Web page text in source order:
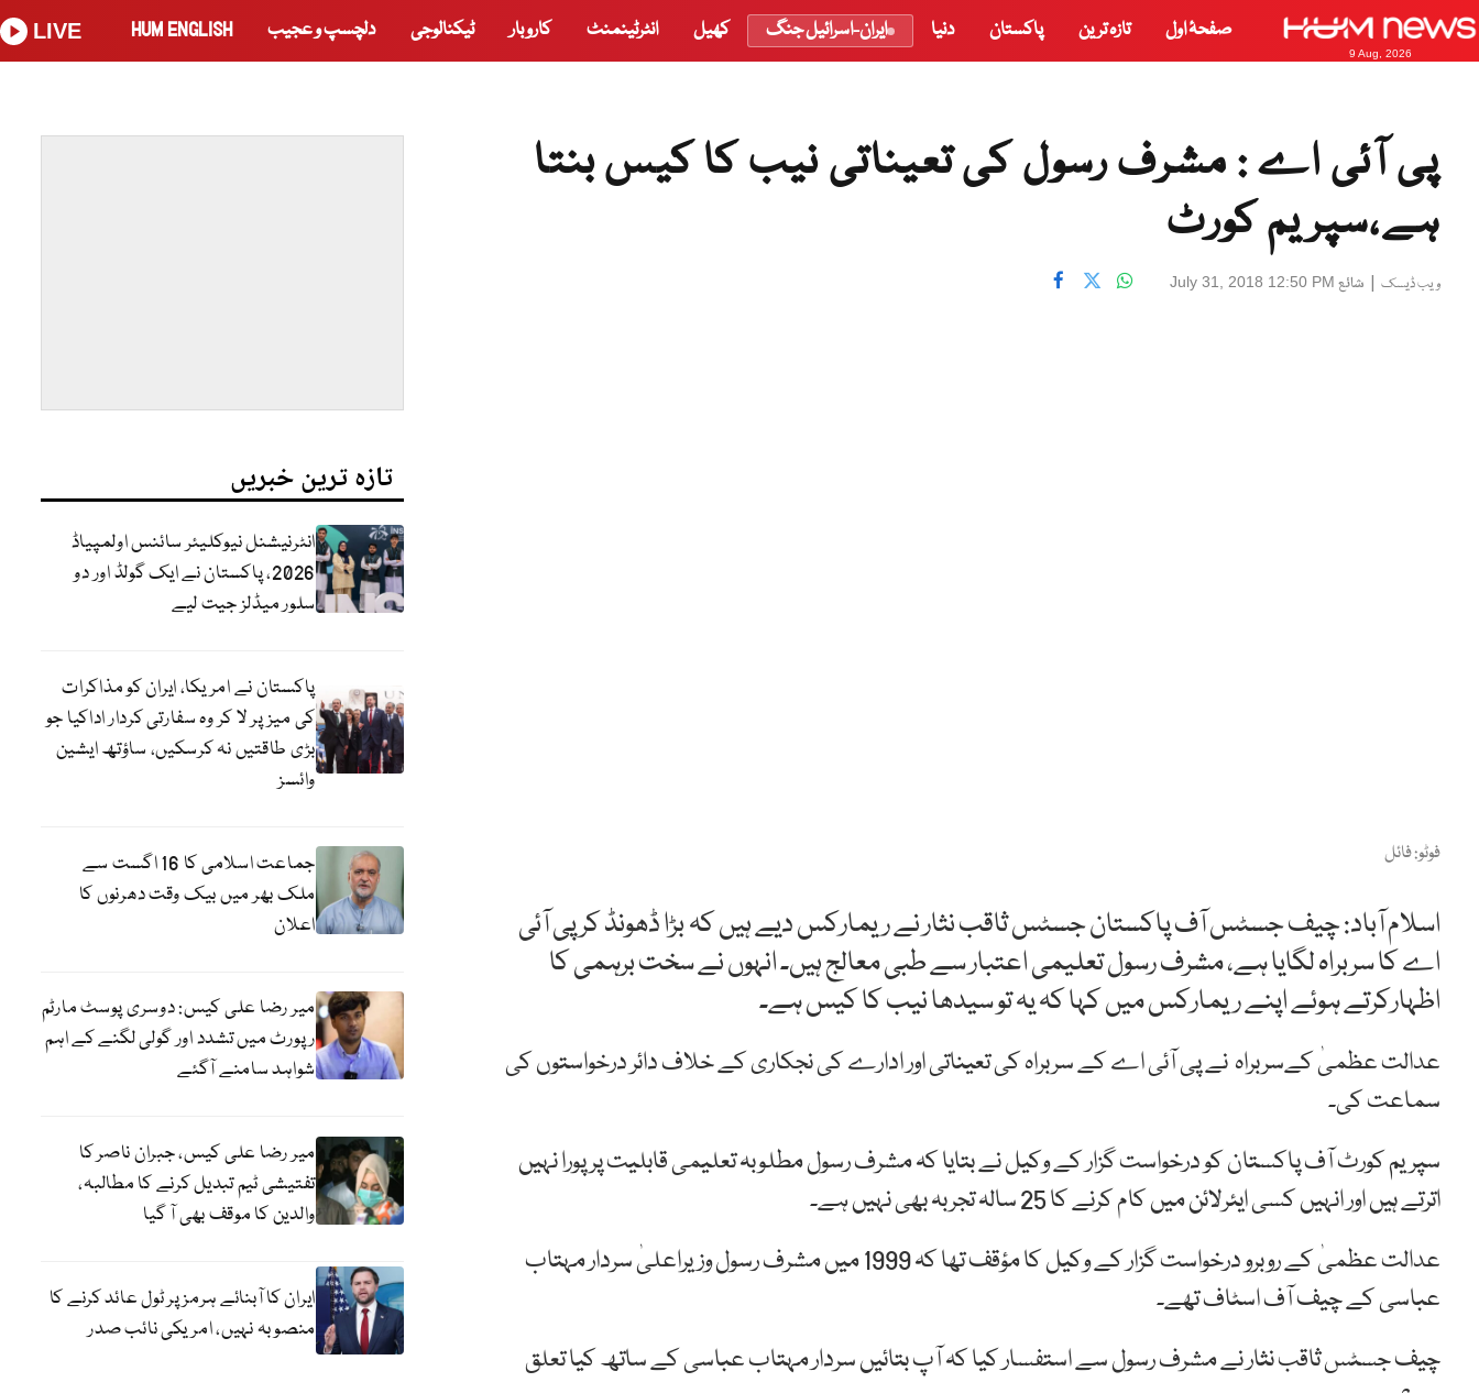
9 Aug, 2026
صفحۂ اول تازہ ترین پاکستان دنیا ایران-اسرائیل جنگ کھیل انٹرٹینمنٹ کاروبار ٹیکنالوجی دلچسپ و عجیب HUM ENGLISH
LIVE
پی آئی اے : مشرف رسول کی تعیناتی نیب کا کیس بنتا
ہے،سپریم کورٹ
ویب ڈیسک | شائع July 31, 2018 12:50 PM
فوٹو: فائل
اسلام آباد: چیف جسٹس آف پاکستان جسٹس ثاقب نثار نے ریمارکس دیے ہیں کہ بڑا ڈھونڈ کر پی آئی
اے کا سربراہ لگایا ہے، مشرف رسول تعلیمی اعتبار سے طبی معالج ہیں۔ انہوں نے سخت برہمی کا
اظہارکرتے ہوئے اپنے ریمارکس میں کہا کہ یہ تو سیدھا نیب کا کیس ہے۔
عدالت عظمیٰ کےسربراہ نے پی آئی اے کے سربراہ کی تعیناتی اور ادارے کی نجکاری کے خلاف دائر درخواستوں کی
سماعت کی۔
سپریم کورٹ آف پاکستان کو درخواست گزار کے وکیل نے بتایا کہ مشرف رسول مطلوبہ تعلیمی قابلیت پر پورا نہیں
اترتے ہیں اور انہیں کسی ایئرلائن میں کام کرنے کا 25 سالہ تجربہ بھی نہیں ہے۔
عدالت عظمیٰ کے روبرو درخواست گزار کے وکیل کا مؤقف تھا کہ 1999 میں مشرف رسول وزیراعلیٰ سردار مہتاب
عباسی کے چیف آف اسٹاف تھے۔
چیف جسٹس ثاقب نثار نے مشرف رسول سے استفسار کیا کہ آپ بتائیں سردار مہتاب عباسی کے ساتھ کیا تعلق
تازہ ترین خبریں
انٹرنیشنل نیوکلیئر سائنس اولمپیاڈ
2026، پاکستان نے ایک گولڈ اور دو
سلور میڈلز جیت لیے
پاکستان نے امریکا، ایران کو مذاکرات
کی میز پر لا کر وہ سفارتی کردار اداکیا جو
بڑی طاقتیں نہ کرسکیں، ساؤتھ ایشین
وائسز
جماعت اسلامی کا 16 اگست سے
ملک بھر میں بیک وقت دھرنوں کا
اعلان
میر رضا علی کیس: دوسری پوسٹ مارٹم
رپورٹ میں تشدد اور گولی لگنے کے اہم
شواہد سامنے آگئے
میر رضا علی کیس، جبران ناصر کا
تفتیشی ٹیم تبدیل کرنے کا مطالبہ،
والدین کا موقف بھی آ گیا
ایران کا آبنائے ہرمز پر ٹول عائد کرنے کا
منصوبہ نہیں، امریکی نائب صدر